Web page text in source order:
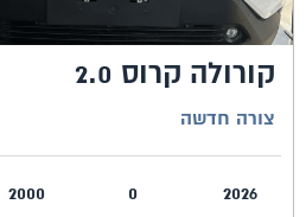
קורולה קרוס 2.0
צורה חדשה
2026
0
2000